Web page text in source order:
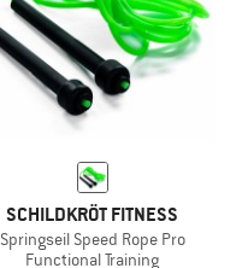
SCHILDKRÖT FITNESS
Springseil Speed Rope Pro
Functional Training